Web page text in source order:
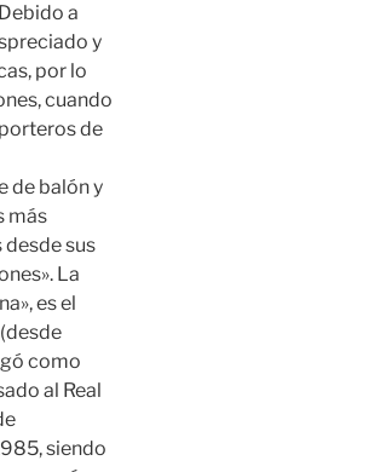
a
y
por lo
cuando
de
de balón y
más
sus
La
es el
como
al Real
siendo